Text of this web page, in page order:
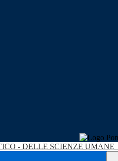
- DELLE SCIENZE UMANE